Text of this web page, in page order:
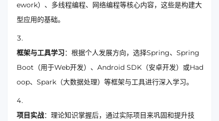
ework）、多线程编程、网络编程等核心内容，这些是构建大
型应用的基础。
框架与工具学习：根据个人发展方向，选择Spring、Spring
Boot（用于Web开发）、Android SDK（安卓开发）或Had
oop、Spark（大数据处理）等框架与工具进行深入学习。
项目实战：理论知识掌握后，通过实际项目来巩固和提升技